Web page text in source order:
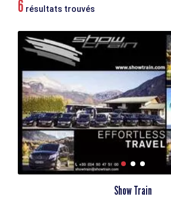
6 résultats trouvés
Show Train